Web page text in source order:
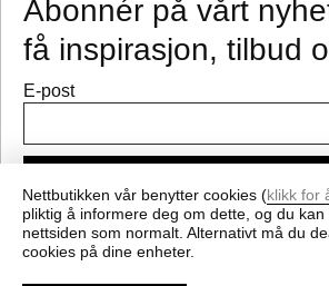
© CEMO 2026
Abonnér på vårt
få inspirasjon, tilbud
E-post
Få nyheter og gode tilbud fra
Nettbutikken vår benytter cookies (klikk for
pliktig å informere deg om dette, og du
nettsiden som normalt. Alternativt må du
cookies på dine enheter.